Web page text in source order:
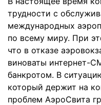
трудности с
международных
по всему миру. При
что в отказе
виноваты интернет-
банкротом. В
который держит на
проблем АэроСвита